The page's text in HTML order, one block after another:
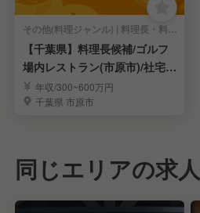
その他(料理ジャンル) | 料理長・料理長候補
【千葉県】料理長候補/ゴルフ
場内レストラン(市原市)/社宅あ
り＊引越し補助あり＊月8日休
み
年収/300~600万円
千葉県 市原市
同じエリアの求人